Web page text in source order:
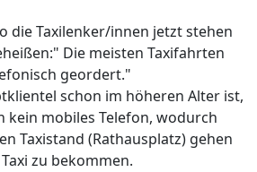
die Taxilenker/innen jetzt stehen
Die meisten Taxifahrten
geordert."
schon im höheren Alter ist,
kein mobiles Telefon, wodurch
Taxistand (Rathausplatz) gehen
zu bekommen.